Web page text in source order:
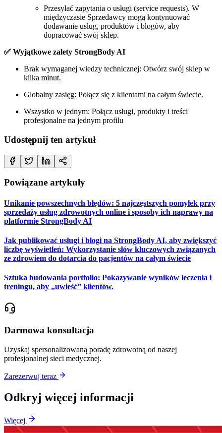
Przesyłać zapytania o usługi (service requests). W
międzyczasie Sprzedawcy mogą kontynuować
dodawanie usług, produktów i blogów, aby
dopracować swój sklep.
✅ Wyjątkowe zalety StrongBody AI
Brak wymaganej wiedzy technicznej: Otwórz swój sklep w
kilka minut.
Globalny zasięg: Połącz się z klientami na całym świecie.
Wszystko w jednym: Połącz usługi, produkty i treści
profesjonalne na jednym profilu
Udostępnij ten artykuł
Powiązane artykuły
Unikanie powszechnych błędów: 5 najczęstszych pomyłek przy
sprzedaży usług zdrowotnych online i sposoby ich naprawy na
platformie StrongBody AI
Jak publikować usługi i blogi na StrongBody AI, aby zwiększyć
liczbę wyświetleń: Wykorzystanie słów kluczowych związanych
ze zdrowiem do dotarcia do pacjentów na całym świecie
Sztuka budowania portfolio: Pokazywanie wyników leczenia i
treningu, aby „uwieść” klientów.
Darmowa konsultacja
Uzyskaj spersonalizowaną poradę zdrowotną od naszej
profesjonalnej sieci medycznej.
Zarezerwuj teraz
Odkryj więcej informacji
Więcej